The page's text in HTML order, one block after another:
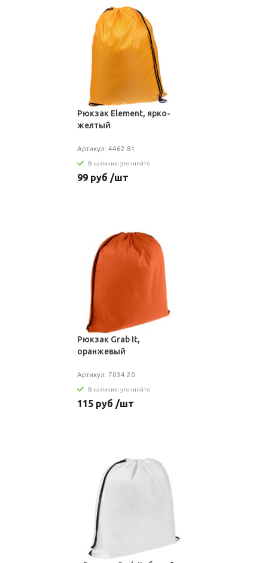
Рюкзак Element, ярко-
желтый
Артикул: 4462.81
В наличии: уточняйте
99 руб /шт
Рюкзак Grab It,
оранжевый
Артикул: 7034.20
В наличии: уточняйте
115 руб /шт